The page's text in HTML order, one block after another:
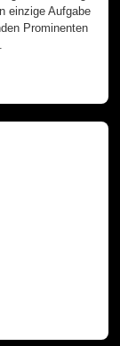
einzige Aufgabe
Prominenten